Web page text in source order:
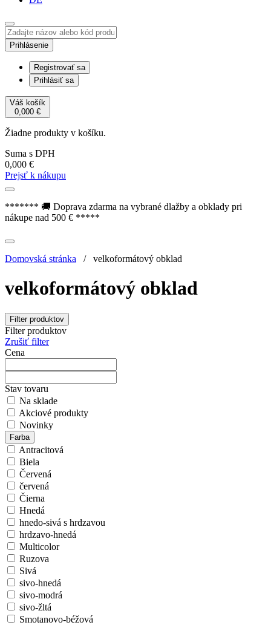
Prihlásenie
Registrovať sa
Prihlásiť sa
Váš košík
0,000 €
Žiadne produkty v košíku.
Suma s DPH
0,000 €
Prejsť k nákupu
******* 🚚 Doprava zdarma na vybrané dlažby a obklady pri
nákupe nad 500 € *****
Domovská stránka / velkoformátový obklad
velkoformátový obklad
Filter produktov
Filter produktov
Zrušiť filter
Cena
Stav tovaru
Na sklade
Akciové produkty
Novinky
Farba
Antracitová
Biela
Červená
červená
Čierna
Hnedá
hnedo-sivá s hrdzavou
hrdzavo-hnedá
Multicolor
Ruzova
Sivá
sivo-hnedá
sivo-modrá
sivo-žltá
Smotanovo-béžová